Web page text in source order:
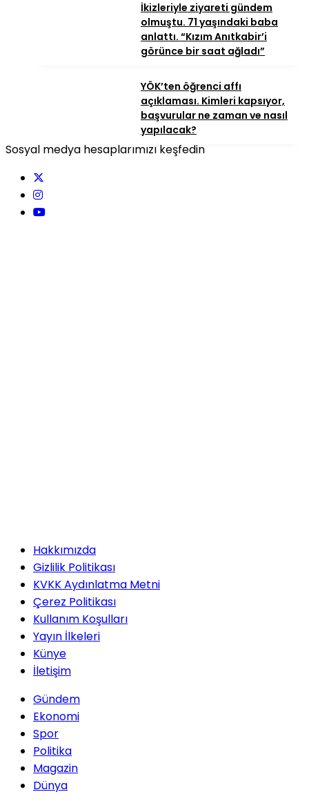
İkizleriyle ziyareti gündem
olmuştu. 71 yaşındaki baba
anlattı. “Kızım Anıtkabir’i
görünce bir saat ağladı”
YÖK’ten öğrenci affı
açıklaması. Kimleri kapsıyor,
başvurular ne zaman ve nasıl
yapılacak?
Sosyal medya hesaplarımızı keşfedin
Hakkımızda
Gizlilik Politikası
KVKK Aydınlatma Metni
Çerez Politikası
Kullanım Koşulları
Yayın İlkeleri
Künye
İletişim
Gündem
Ekonomi
Spor
Politika
Magazin
Dünya